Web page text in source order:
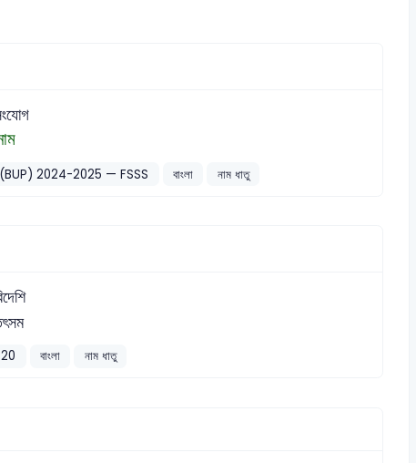
2024-2025 — FSSS বাংলা নাম ধাতু
20 বাংলা নাম ধাতু